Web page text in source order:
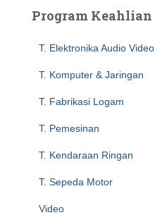
h
Program Keahlian
T. Elektronika Audio Video
T. Komputer & Jaringan
T. Fabrikasi Logam
T. Pemesinan
T. Kendaraan Ringan
T. Sepeda Motor
Video